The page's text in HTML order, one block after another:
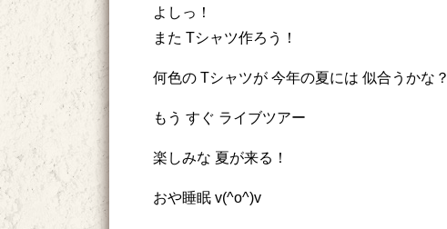
よしっ！
また Tシャツ作ろう！
何色の Tシャツが 今年の夏には 似合うかな？
もう すぐ ライブツアー
楽しみな 夏が来る！
おや睡眠 v(^o^)v